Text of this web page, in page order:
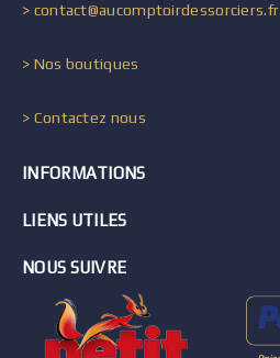
> contact@aucomptoirdessorciers.fr
> Nos boutiques
> Contactez nous
INFORMATIONS
LIENS UTILES
NOUS SUIVRE